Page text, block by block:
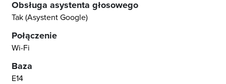
Obsługa asystenta głosowego
Tak (Asystent Google)
Połączenie
Wi-Fi
Baza
E14